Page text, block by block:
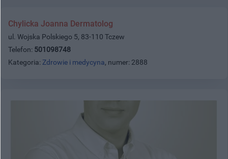
Chylicka Joanna Dermatolog
ul. Wojska Polskiego 5, 83-110 Tczew
Telefon: 501098748
Kategoria: Zdrowie i medycyna, numer: 2888